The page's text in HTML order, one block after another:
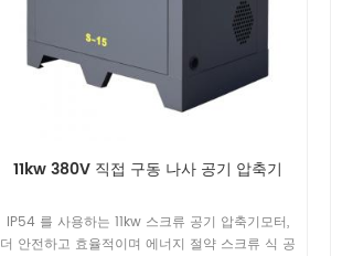
11kw 380V 직접 구동 나사 공기 압축기
IP54 를 사용하는 11kw 스크류 공기 압축기모터,
더 안전하고 효율적이며 에너지 절약 스크류 식 공